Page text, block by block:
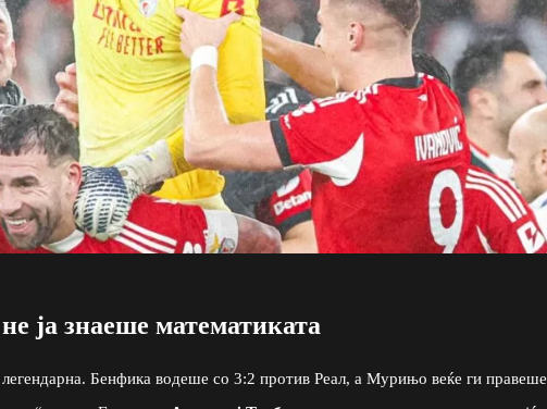
ја знаеше математиката
Бенфика водеше со 3:2 против Реал, а Мурињо веќе ги правеше